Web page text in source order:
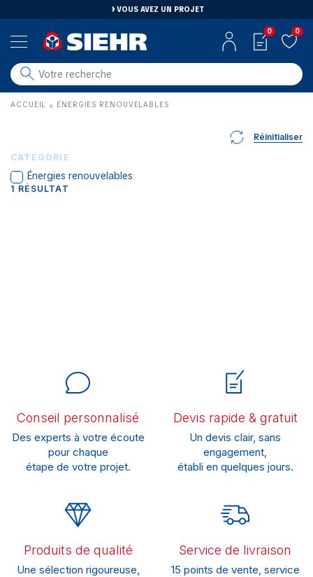
VOUS AVEZ UN PROJET
salle de bain
carrelage
photovoltaïque
matériaux
0 0
ACCUEIL » ÉNERGIES RENOUVELABLES
CATÉGORIE
Énergies renouvelables
Réinitialiser
1 RÉSULTAT
Conseil personnalisé
Des experts à votre écoute
pour chaque
étape de votre projet.
Devis rapide & gratuit
Un devis clair, sans
engagement,
établi en quelques jours.
Produits de qualité
Une sélection rigoureuse,
Service de livraison
15 points de vente, service